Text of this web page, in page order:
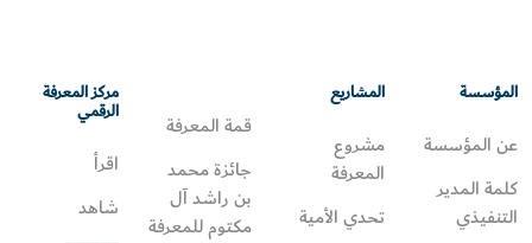
المؤسسة
عن المؤسسة
كلمة المدير
التنفيذي
المشاريع
مشروع
المعرفة
تحدي الأمية
قمة المعرفة
جائزة محمد
بن راشد آل
مكتوم للمعرفة
مركز المعرفة
الرقمي
اقرأ
شاهد